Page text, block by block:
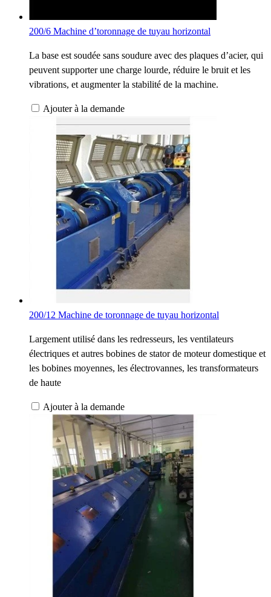
200/6 Machine d’toronnage de tuyau horizontal
La base est soudée sans soudure avec des plaques d’acier, qui
peuvent supporter une charge lourde, réduire le bruit et les
vibrations, et augmenter la stabilité de la machine.
Ajouter à la demande
200/12 Machine de toronnage de tuyau horizontal
Largement utilisé dans les redresseurs, les ventilateurs
électriques et autres bobines de stator de moteur domestique et
les bobines moyennes, les électrovannes, les transformateurs
de haute
Ajouter à la demande